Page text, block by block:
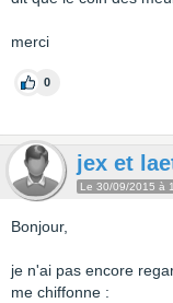
merci
0
jex et
Le 30/09/2015 à
Bonjour,
je n'ai pas encore
me chiffonne :